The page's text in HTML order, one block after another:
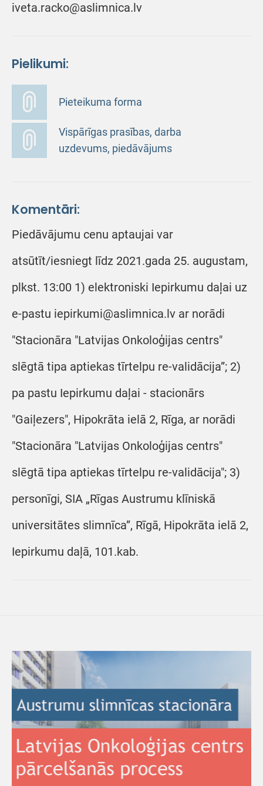
iveta.racko@aslimnica.lv
Pielikumi:
Pieteikuma forma
Vispārīgas prasības, darba
uzdevums, piedāvājums
Komentāri:
Piedāvājumu cenu aptaujai var
atsūtīt/iesniegt līdz 2021.gada 25. augustam,
plkst. 13:00 1) elektroniski Iepirkumu daļai uz
e-pastu iepirkumi@aslimnica.lv ar norādi
"Stacionāra "Latvijas Onkoloģijas centrs"
slēgtā tipa aptiekas tīrtelpu re-validācija”; 2)
pa pastu Iepirkumu daļai - stacionārs
"Gaiļezers", Hipokrāta ielā 2, Rīga, ar norādi
"Stacionāra "Latvijas Onkoloģijas centrs"
slēgtā tipa aptiekas tīrtelpu re-validācija"; 3)
personīgi, SIA „Rīgas Austrumu klīniskā
universitātes slimnīca”, Rīgā, Hipokrāta ielā 2,
Iepirkumu daļā, 101.kab.